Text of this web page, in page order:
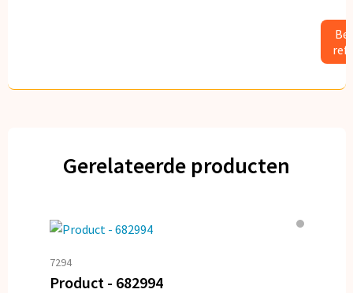
Gerelateerde producten
7294
Product - 682994